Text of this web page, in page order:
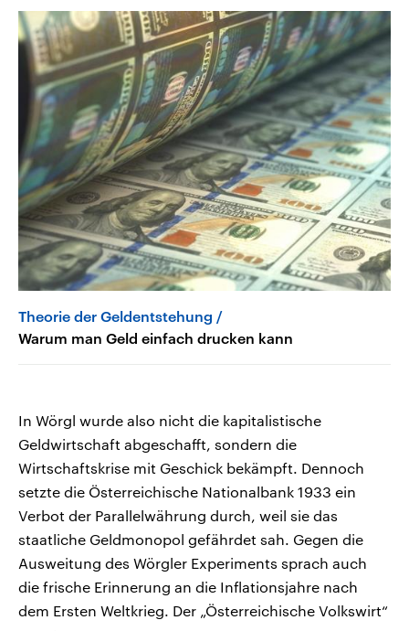
Theorie der Geldentstehung
Warum man Geld einfach drucken kann
In Wörgl wurde also nicht die kapitalistische
Geldwirtschaft abgeschafft, sondern die
Wirtschaftskrise mit Geschick bekämpft. Dennoch
setzte die Österreichische Nationalbank 1933 ein
Verbot der Parallelwährung durch, weil sie das
staatliche Geldmonopol gefährdet sah. Gegen die
Ausweitung des Wörgler Experiments sprach auch
die frische Erinnerung an die Inflationsjahre nach
dem Ersten Weltkrieg. Der „Österreichische Volkswirt“